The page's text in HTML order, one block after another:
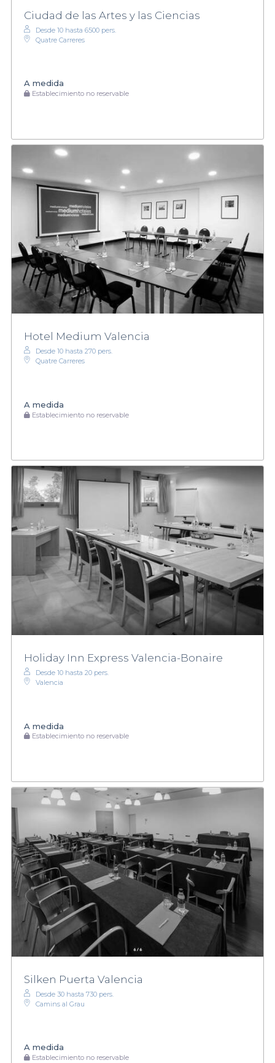
Ciudad de las Artes y las Ciencias
Desde 10 hasta 6500 pers.
Quatre Carreres
A medida
Establecimiento no reservable
Hotel Medium Valencia
Desde 10 hasta 270 pers.
Quatre Carreres
A medida
Establecimiento no reservable
Holiday Inn Express Valencia-Bonaire
Desde 10 hasta 20 pers.
Valencia
A medida
Establecimiento no reservable
Silken Puerta Valencia
Desde 30 hasta 730 pers.
Camins al Grau
A medida
Establecimiento no reservable